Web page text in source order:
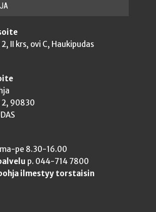
II krs, ovi C, Haukipudas
2, 90830
pe 8.30-16.00
p. 044-714 7800
ilmestyy torstaisin